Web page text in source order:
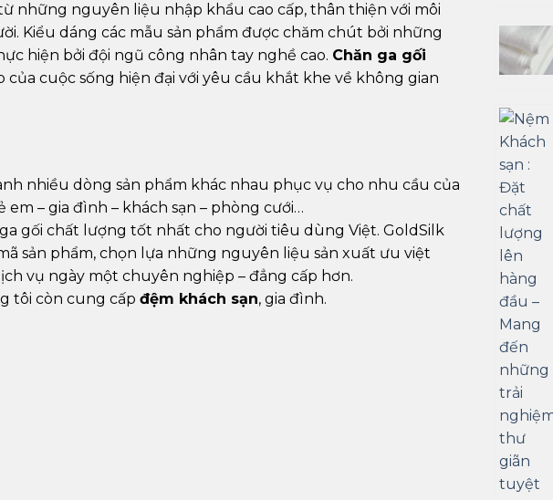
những nguyên liệu nhập khẩu cao cấp, thân thiện với môi
Kiểu dáng các mẫu sản phẩm được chăm chút bởi những
hiện bởi đội ngũ công nhân tay nghề cao. Chăn ga gối
cuộc sống hiện đại với yêu cầu khắt khe về không gian
nhiều dòng sản phẩm khác nhau phục vụ cho nhu cầu của
– gia đình – khách sạn – phòng cưới…
gối chất lượng tốt nhất cho người tiêu dùng Việt. GoldSilk
sản phẩm, chọn lựa những nguyên liệu sản xuất ưu việt
vụ ngày một chuyên nghiệp – đẳng cấp hơn.
tôi còn cung cấp đệm khách sạn, gia đình.